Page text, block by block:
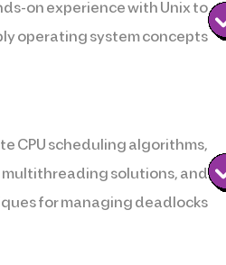
on experience with Unix to
operating system concepts.
CPU scheduling algorithms,
multithreading solutions, and
for managing deadlocks.